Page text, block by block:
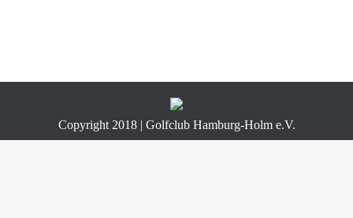
Copyright 2018 | Golfclub Hamburg-Holm e.V.